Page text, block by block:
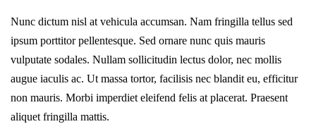
Nunc dictum nisl at vehicula accumsan. Nam fringilla tellus sed
ipsum porttitor pellentesque. Sed ornare nunc quis mauris
vulputate sodales. Nullam sollicitudin lectus dolor, nec mollis
augue iaculis ac. Ut massa tortor, facilisis nec blandit eu, efficitur
non mauris. Morbi imperdiet eleifend felis at placerat. Praesent
aliquet fringilla mattis.